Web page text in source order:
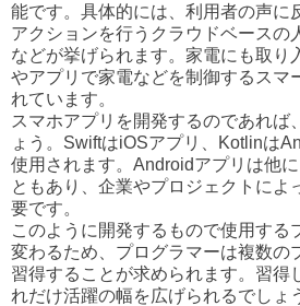
能です。具体的には、利用者の声に
アクションを行うクラウドベースの
などが挙げられます。家電にも取り
やアプリで家電などを制御するスマ
れています。
スマホアプリを開発するのであれば
ょう。SwiftはiOSアプリ、Kotlinは
使用されます。Androidアプリは他
ともあり、企業やプロジェクトによ
要です。
このように開発するもので使用する
変わるため、プログラマーは複数の
習得することが求められます。習得
れだけ活躍の幅を広げられるでしょ